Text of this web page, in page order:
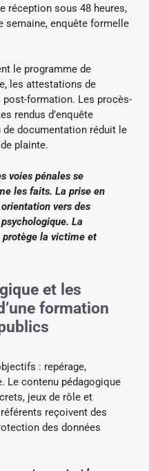
réception sous 48 heures,
semaine, enquête formelle
le programme de
les attestations de
formation. Les procès-
rendus d’enquête
documentation réduit le
plainte.
voies pénales se
les faits. La prise en
vers des
La
protège la victime et
et les
formation
: repérage,
Le contenu pédagogique
jeux de rôle et
reçoivent des
des données